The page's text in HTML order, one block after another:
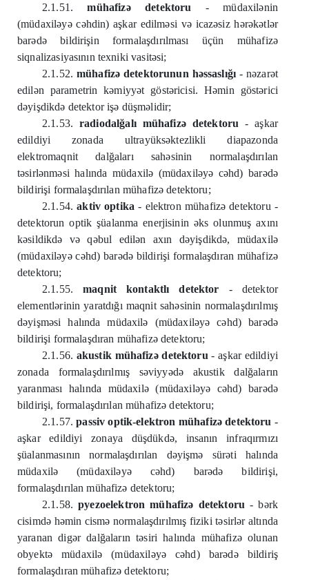
2.1.51.mühafizə detektoru - müdaxilənin
(müdaxiləyə cəhdin) aşkar edilməsi və icazəsiz hərəkətlər
barədə bildirişin formalaşdırılması üçün mühafizə
siqnalizasiyasının texniki vasitəsi;
2.1.52. mühafizə detektorunun həssaslığı - nəzarət
edilən parametrin kəmiyyət göstəricisi. Həmin göstərici
dəyişdikdə detektor işə düşməlidir;
2.1.53. radiodalğalı mühafizə detektoru - aşkar
edildiyi zonada ultrayüksəktezlikli diapazonda
elektromaqnit dalğaları sahəsinin normalaşdırılan
təsirlənməsi halında müdaxilə (müdaxiləyə cəhd) barədə
bildirişi formalaşdırılan mühafizə detektoru;
2.1.54.aktiv optika - elektron mühafizə detektoru -
detektorun optik şüalanma enerjisinin əks olunmuş axını
kəsildikdə və qəbul edilən axın dəyişdikdə, müdaxilə
(müdaxiləyə cəhd) barədə bildirişi formalaşdıran mühafizə
detektoru;
2.1.55.maqnit kontaktlı detektor - detektor
elementlərinin yaratdığı maqnit sahəsinin normalaşdırılmış
dəyişməsi halında müdaxilə (müdaxiləyə cəhd) barədə
bildirişi formalaşdıran mühafizə detektoru;
2.1.56. akustik mühafizə detektoru - aşkar edildiyi
zonada formalaşdırılmış səviyyədə akustik dalğaların
yaranması halında müdaxilə (müdaxiləyə cəhd) barədə
bildirişi, formalaşdırılan mühafizə detektoru;
2.1.57.passiv optik-elektron mühafizə detektoru -
aşkar edildiyi zonaya düşdükdə, insanın infraqırmızı
şüalanmasının normalaşdırılan dəyişmə sürəti halında
müdaxilə (müdaxiləyə cəhd) barədə bildirişi,
formalaşdırılan mühafizə detektoru;
2.1.58.pyezoelektron mühafizə detektoru - bərk
cisimdə həmin cismə normalaşdırılmış fiziki təsirlər altında
yaranan digər dalğaların təsiri halında mühafizə olunan
obyektə müdaxilə (müdaxiləyə cəhd) barədə bildiriş
formalaşdıran mühafizə detektoru;